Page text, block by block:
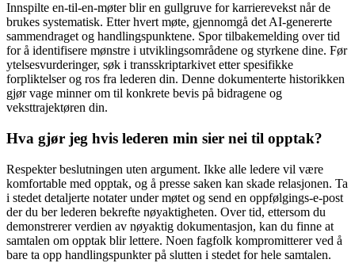
Innspilte en-til-en-møter blir en gullgruve for karrierevekst når de
brukes systematisk. Etter hvert møte, gjennomgå det AI-genererte
sammendraget og handlingspunktene. Spor tilbakemelding over tid
for å identifisere mønstre i utviklingsområdene og styrkene dine. Før
ytelsesvurderinger, søk i transskriptarkivet etter spesifikke
forpliktelser og ros fra lederen din. Denne dokumenterte historikken
gjør vage minner om til konkrete bevis på bidragene og
veksttrajektøren din.
Hva gjør jeg hvis lederen min sier nei til opptak?
Respekter beslutningen uten argument. Ikke alle ledere vil være
komfortable med opptak, og å presse saken kan skade relasjonen. Ta
i stedet detaljerte notater under møtet og send en oppfølgings-e-post
der du ber lederen bekrefte nøyaktigheten. Over tid, ettersom du
demonstrerer verdien av nøyaktig dokumentasjon, kan du finne at
samtalen om opptak blir lettere. Noen fagfolk kompromitterer ved å
bare ta opp handlingspunkter på slutten i stedet for hele samtalen.